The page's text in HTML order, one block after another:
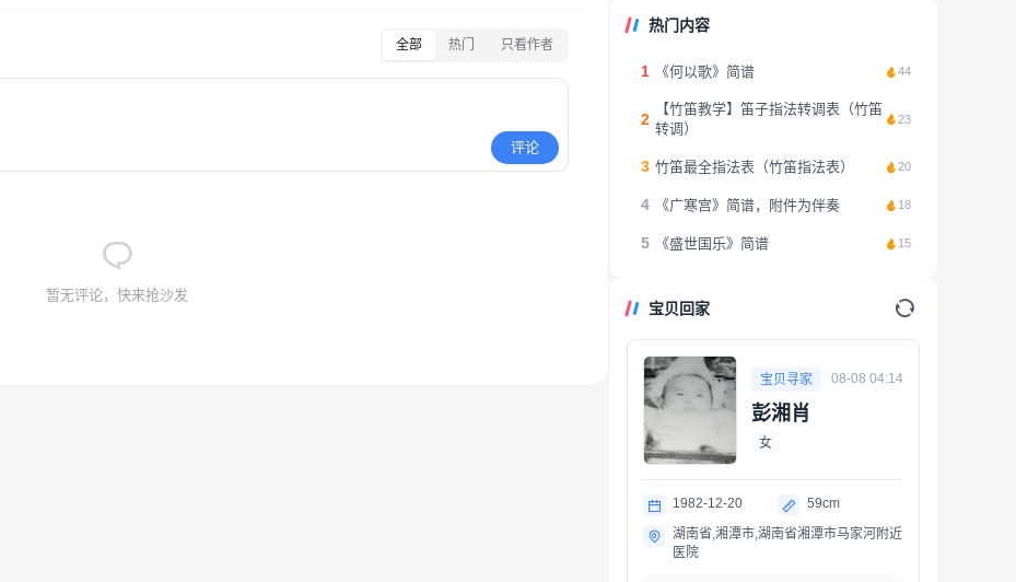
全部 热门 只看作者
评论
暂无评论，快来抢沙发
热门内容
1 《何以歌》简谱 44
2
【竹笛教学】笛子指法转调表（竹笛
转调）
23
3 竹笛最全指法表（竹笛指法表） 20
4 《广寒宫》简谱，附件为伴奏 18
5 《盛世国乐》简谱 15
宝贝回家
宝贝寻家 08-08 04:14
彭湘肖
女
1982-12-20
59cm
湖南省,湘潭市,湖南省湘潭市马家河附近
医院